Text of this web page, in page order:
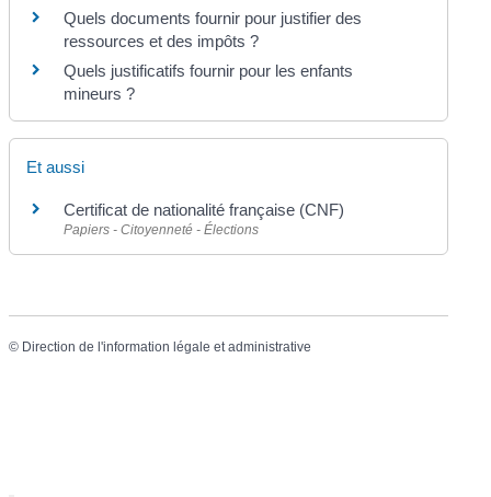
Quels documents fournir pour justifier des
ressources et des impôts ?
Quels justificatifs fournir pour les enfants
mineurs ?
Et aussi
Certificat de nationalité française (CNF)
Papiers - Citoyenneté - Élections
© Direction de l'information légale et administrative